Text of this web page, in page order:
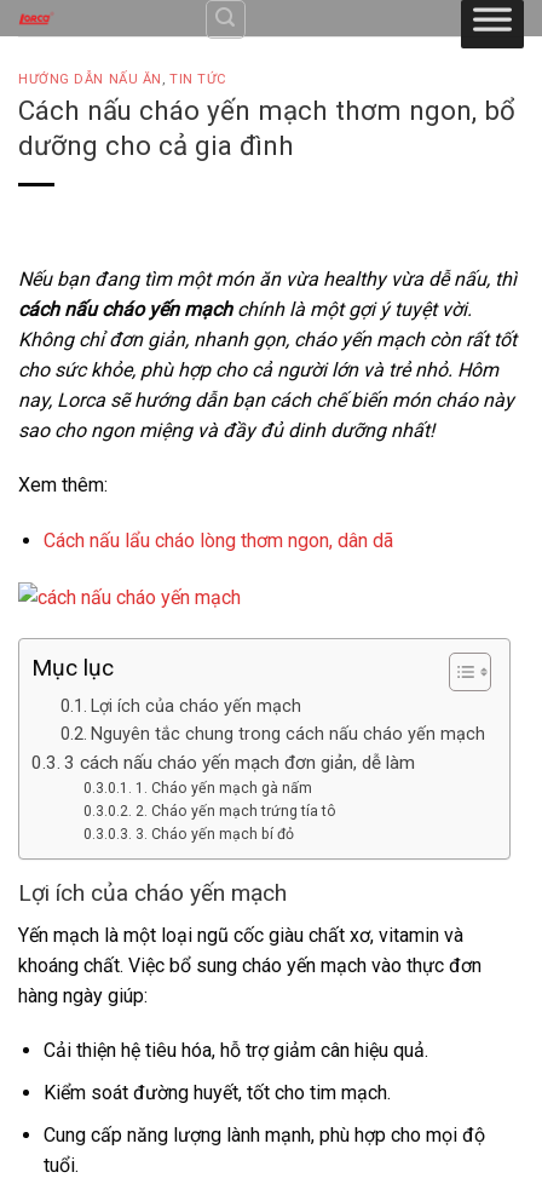
Skip
to
content
HƯỚNG DẪN NẤU ĂN ,TIN TỨC
Cách nấu cháo yến mạch thơm ngon, bổ
dưỡng cho cả gia đình
Nếu bạn đang tìm một món ăn vừa healthy vừa dễ nấu, thì
cách nấu cháo yến mạchchính là một gợi ý tuyệt vời.
Không chỉ đơn giản, nhanh gọn, cháo yến mạch còn rất tốt
cho sức khỏe, phù hợp cho cả người lớn và trẻ nhỏ. Hôm
nay, Lorca sẽ hướng dẫn bạn cách chế biến món cháo này
sao cho ngon miệng và đầy đủ dinh dưỡng nhất!
Xem thêm:
Cách nấu lẩu cháo lòng thơm ngon, dân dã
Mục lục
Lợi ích của cháo yến mạch
Nguyên tắc chung trong cách nấu cháo yến mạch
3 cách nấu cháo yến mạch đơn giản, dễ làm
1. Cháo yến mạch gà nấm
2. Cháo yến mạch trứng tía tô
3. Cháo yến mạch bí đỏ
Lợi ích của cháo yến mạch
Yến mạch là một loại ngũ cốc giàu chất xơ, vitamin và
khoáng chất. Việc bổ sung cháo yến mạch vào thực đơn
hàng ngày giúp:
Cải thiện hệ tiêu hóa, hỗ trợ giảm cân hiệu quả.
Kiểm soát đường huyết, tốt cho tim mạch.
Cung cấp năng lượng lành mạnh, phù hợp cho mọi độ
tuổi.